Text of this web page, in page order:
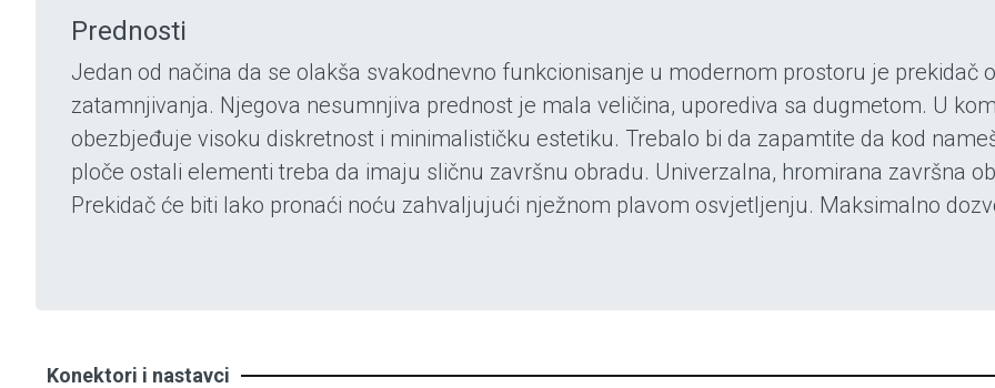
Prednosti
Jedan od načina da se olakša svakodnevno funkcionisanje u modernom prostoru je prekidač
zatamnjivanja. Njegova nesumnjiva prednost je mala veličina, uporediva sa dugmetom. U
obezbjeđuje visoku diskretnost i minimalističku estetiku. Trebalo bi da zapamtite da kod
ploče ostali elementi treba da imaju sličnu završnu obradu. Univerzalna, hromirana završna
Prekidač će biti lako pronaći noću zahvaljujući nježnom plavom osvjetljenju. Maksimalno
Konektori i nastavci